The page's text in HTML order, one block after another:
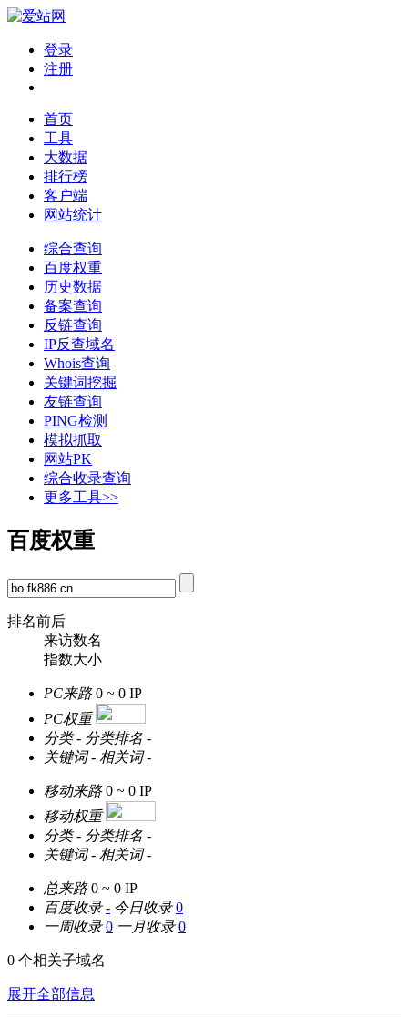
登录
注册
首页
工具
大数据
排行榜
客户端
网站统计
综合查询
百度权重
历史数据
备案查询
反链查询
IP反查域名
Whois查询
关键词挖掘
友链查询
PING检测
模拟抓取
网站PK
综合收录查询
更多工具>>
百度权重
排名前后
来访数名
指数大小
PC来路 0 ~ 0 IP
PC权重
分类 - 分类排名 -
关键词 - 相关词 -
移动来路 0 ~ 0 IP
移动权重
分类 - 分类排名 -
关键词 - 相关词 -
总来路 0 ~ 0 IP
百度收录 - 今日收录 0
一周收录 0 一月收录 0
0 个相关子域名
展开全部信息